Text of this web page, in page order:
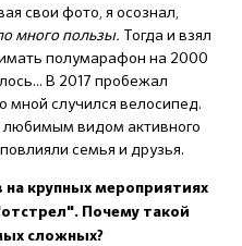
свои фото, я осознал,
много пользы. Тогда и взял
полумарафон на 2000
В 2017 пробежал
мной случился велосипед.
любимым видом активного
семья и друзья.
на крупных мероприятиях
Почему такой
сложных?